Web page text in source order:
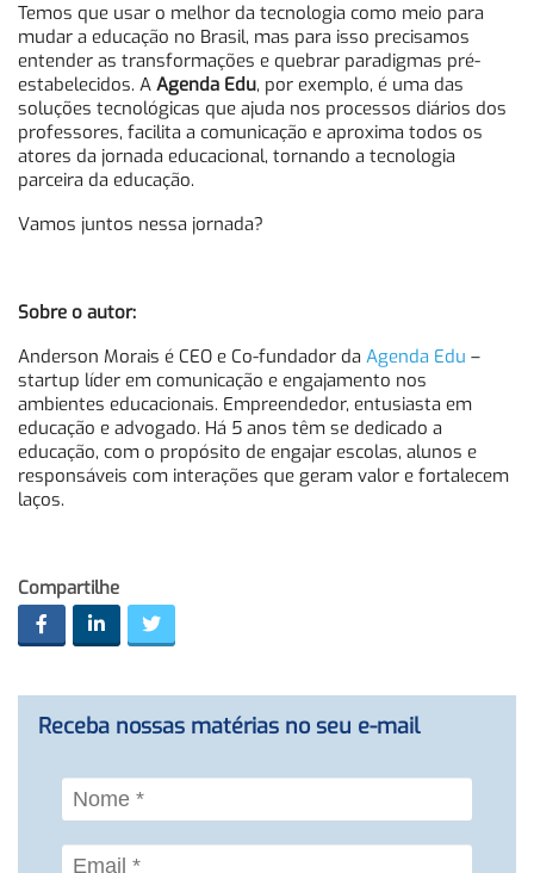
Temos que usar o melhor da tecnologia como meio para
mudar a educação no Brasil, mas para isso precisamos
entender as transformações e quebrar paradigmas pré-
estabelecidos. A Agenda Edu, por exemplo, é uma das
soluções tecnológicas que ajuda nos processos diários dos
professores, facilita a comunicação e aproxima todos os
atores da jornada educacional, tornando a tecnologia
parceira da educação.
Vamos juntos nessa jornada?
Sobre o autor:
Anderson Morais é CEO e Co-fundador da Agenda Edu –
startup líder em comunicação e engajamento nos
ambientes educacionais. Empreendedor, entusiasta em
educação e advogado. Há 5 anos têm se dedicado a
educação, com o propósito de engajar escolas, alunos e
responsáveis com interações que geram valor e fortalecem
laços.
Compartilhe
Receba nossas matérias no seu e-mail